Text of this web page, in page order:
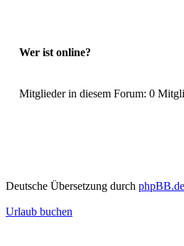
Wer ist online?
Mitglieder in diesem Forum: 0
Deutsche Übersetzung durch phpBB.de
Urlaub buchen